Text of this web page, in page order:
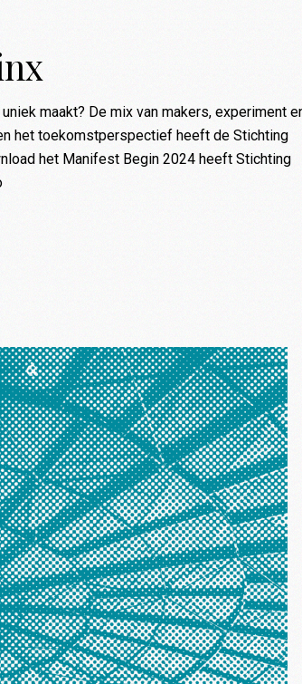
maakt? De mix van makers, experiment
het toekomstperspectief heeft de Stichting
het Manifest Begin 2024 heeft Stichting